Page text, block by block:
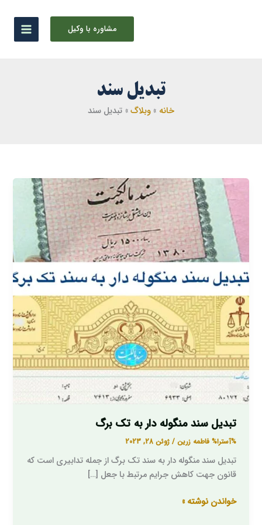
مشاوره با وکیل
تبدیل سند
خانه وبلاگ تبدیل سند
تبدیل سند منگوله دار به تک برگ
%آسترا% فاطمه زرین/ژوئن 28, 2023
تبدیل سند منگوله دار به سند تک برگ از جمله تدابیری است که
قانون جهت کاهش جرایم مرتبط با جعل […]
تبدیل
سند
منگوله
دار
به
خواندن نوشته »